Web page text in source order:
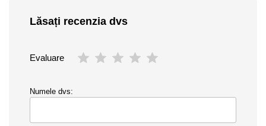
Lăsați recenzia dvs
Evaluare
Numele dvs: